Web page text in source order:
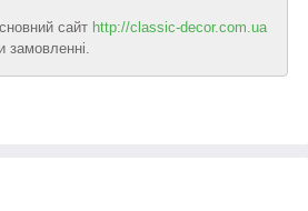
сайт http://classic-decor.com.ua
замовленні.